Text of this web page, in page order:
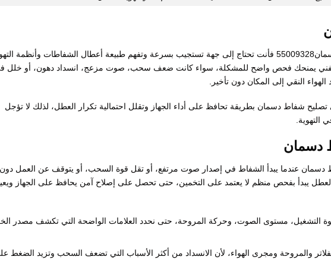
دسمان55009328 فأنت تحتاج إلى جهة تستجيب بسرعة وتفهم طبيعة أعطال الشفاطات وأنظمة
بالفني يمنحك فحص واضح للمشكلة، سواء كانت ضعف سحب، صوت مزعج، انسداد دهون، أو خلل
النقي إلى المكان دون تأخير.
شفاط دسمان بطريقة تحافظ على أداء الجهاز وتقلل احتمالية تكرار العطل، لذلك لا تؤجل
التهوية.
دسمان
دسمان عندما يبدأ الشفاط في إصدار صوت مرتفع، أو تقل قوة السحب، أو يتوقف عن العمل دون
يبدأ بفحص منظم لا يعتمد على التخمين، حتى تحصل على إصلاح آمن يحافظ على الجهاز
التشغيل، مستوى الصوت، وحركة المروحة، حتى نحدد العلامات الواضحة التي تكشف مصدر
والمروحة ومجرى الهواء، لأن الانسداد من أكثر الأسباب التي تضعف السحب وتزيد الضغط